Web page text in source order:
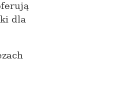
dla